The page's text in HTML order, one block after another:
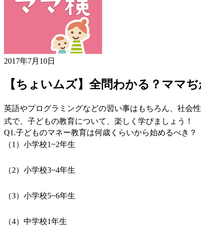
2017年7月10日
【ちょいムズ】全問わかる？ママ
英語やプログラミングなどの習い事はもちろん、社会
式で、子どもの教育について、楽しく学びましょう！
Q1.子どものマネー教育は何歳くらいから始めるべき？
（1）小学校1~2年生
（2）小学校3~4年生
（3）小学校5~6年生
（4）中学校1年生